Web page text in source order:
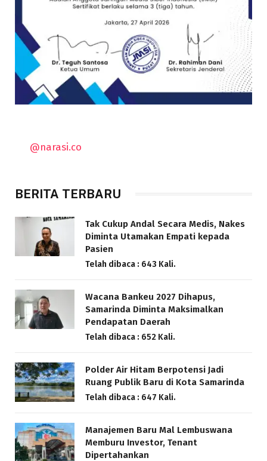
@narasi.co
BERITA TERBARU
Tak Cukup Andal Secara Medis, Nakes
Diminta Utamakan Empati kepada
Pasien
Telah dibaca : 643 Kali.
Wacana Bankeu 2027 Dihapus,
Samarinda Diminta Maksimalkan
Pendapatan Daerah
Telah dibaca : 652 Kali.
Polder Air Hitam Berpotensi Jadi
Ruang Publik Baru di Kota Samarinda
Telah dibaca : 647 Kali.
Manajemen Baru Mal Lembuswana
Memburu Investor, Tenant
Dipertahankan